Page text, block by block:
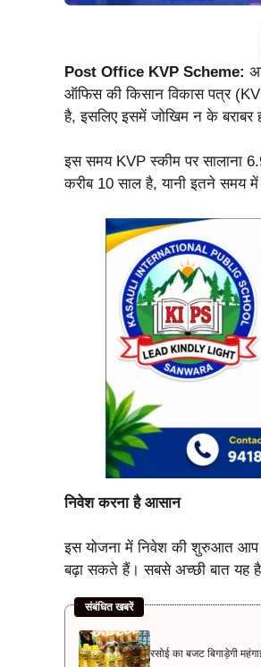
Post Office KVP Scheme:
ऑफिस की किसान विकास पत्र
है, इसलिए इसमें जोखिम न के बराबर
इस समय KVP स्कीम पर सालाना
करीब 10 साल है, यानी इतने समय में
निवेश करना है आसान
इस योजना में निवेश की शुरुआत
बढ़ा सकते हैं। सबसे अच्छी बात यह
संबंधित खबरें
रसोई का बजट बिगाड़ेगी